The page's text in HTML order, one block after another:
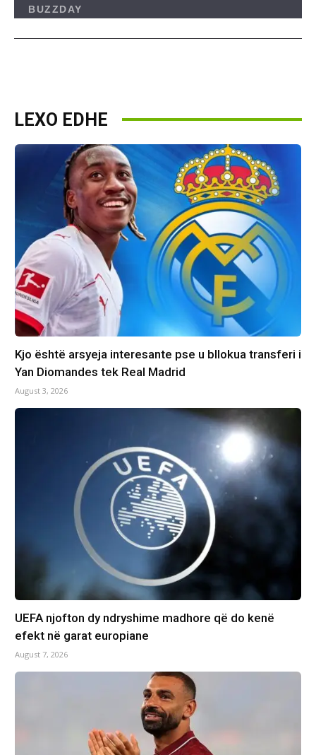
LEXO EDHE
Kjo është arsyeja interesante pse u bllokua transferi i
Yan Diomandes tek Real Madrid
August 3, 2026
UEFA njofton dy ndryshime madhore që do kenë
efekt në garat europiane
August 7, 2026